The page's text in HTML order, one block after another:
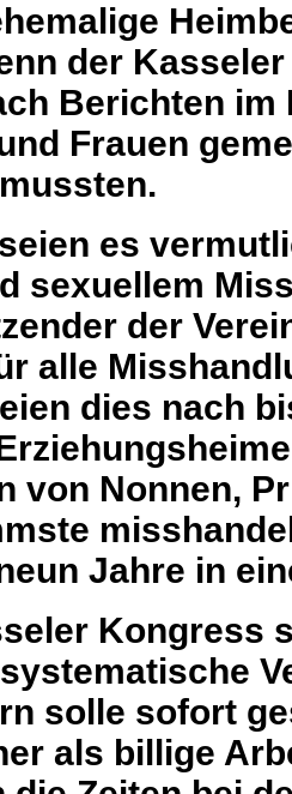
der
Berichten
Frauen
es
sexuellem
der
alle
dies nach
von Nonnen,
Jahre in
Kongress
solle sofort
als billige